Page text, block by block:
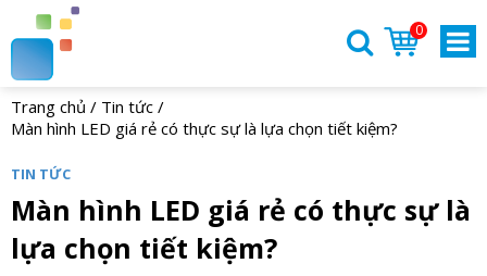
0
Trang chủ / Tin tức /
Màn hình LED giá rẻ có thực sự là lựa chọn tiết kiệm?
TIN TỨC
Màn hình LED giá rẻ có thực sự là
lựa chọn tiết kiệm?